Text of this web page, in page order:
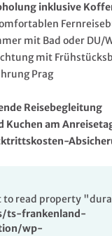
inklusive
mit Bad oder DU/
mit
Prag
Reisebegleitung
Kuchen am
to read property
ts-frankenland-
wp-